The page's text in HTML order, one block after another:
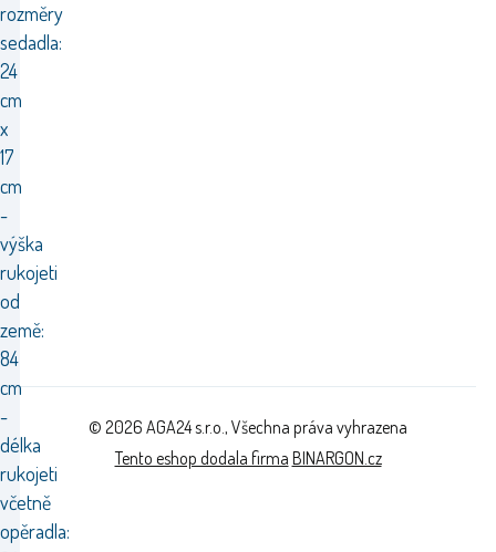
rozměry
sedadla:
24
cm
x
17
cm
-
výška
rukojeti
od
země:
84
cm
-
délka
rukojeti
včetně
opěradla:
© 2026 AGA24 s.r.o., Všechna práva vyhrazena
Tento eshop dodala firma BINARGON.cz